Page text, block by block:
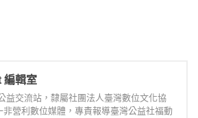
編輯室
益交流站，隸屬社團法人臺灣數位文化協
非營利數位媒體，專責報導臺灣公益社福動